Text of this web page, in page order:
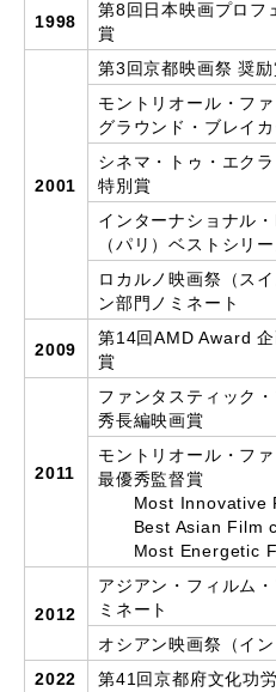
1998
第8回日本映画プロフ
賞
2001
第3回京都映画祭 奨励
モントリオール・フ
グラウンド・ブレイ
シネマ・トゥ・エク
特別賞
インターナショナル
（パリ）ベストシリ
ロカルノ映画祭（ス
ン部門ノミネート
2009
第14回AMD Award
賞
2011
ファンタスティック
秀長編映画賞
モントリオール・フ
最優秀監督賞
Most Innovative
Best Asian Film
Most Energetic
2012
アジアン・フィルム
ミネート
オシアン映画祭（イ
2022
第41回京都府文化功